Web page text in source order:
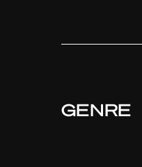
GENRE